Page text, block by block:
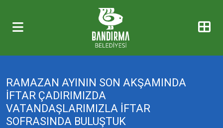
RAMAZAN AYININ SON AKŞAMINDA
İFTAR ÇADIRIMIZDA
VATANDAŞLARIMIZLA İFTAR
SOFRASINDA BULUŞTUK